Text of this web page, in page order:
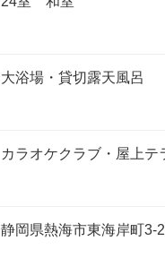
大浴場・貸切露天風呂
カラオケクラブ・屋上テ
静岡県熱海市東海岸町3-